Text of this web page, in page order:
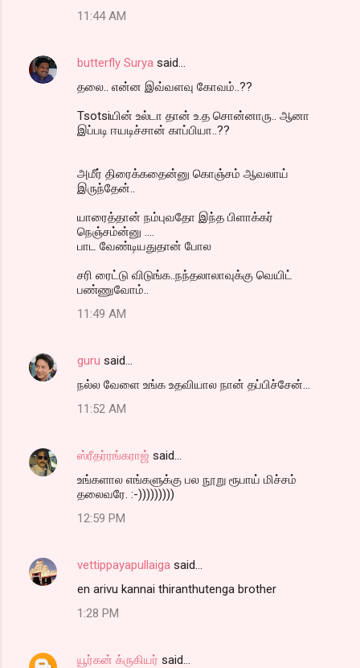
11:44 AM
butterfly Surya said…
தலை.. என்ன இவ்வளவு கோவம்..??
Tsotsiயின் உல்டா தான் உ.த சொன்னாரு.. ஆனா
இப்படி ஈயடிச்சான் காப்பியா..??
அமீர் திரைக்கதைன்னு கொஞ்சம் ஆவலாய்
இருந்தேன்..
யாரைத்தான் நம்புவதோ இந்த பிளாக்கர்
நெஞ்சம்ன்னு ....
பாட வேண்டியதுதான் போல
சரி ரைட்டு விடுங்க..நந்தலாலாவுக்கு வெயிட்
பண்ணுவோம்..
11:49 AM
guru said…
நல்ல வேளை உங்க உதவியால நான் தப்பிச்சேன்...
11:52 AM
ஸ்ரீதர்ரங்கராஜ் said…
உங்களால எங்களுக்கு பல நூறு ரூபாய் மிச்சம்
தலைவரே. :-)))))))))
12:59 PM
vettippayapullaiga said…
en arivu kannai thiranthutenga brother
1:28 PM
யூர்கன் க்ருகியர் said…